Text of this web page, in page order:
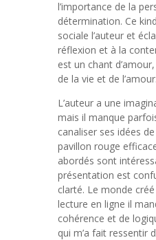
l’importance de la
détermination. Ce
sociale l’auteur et
réflexion et à la
est un chant
de la vie et de l’amour.
L’auteur a une
mais il manque
canaliser ses idées
pavillon rouge
abordés sont
présentation est
clarté. Le monde
lecture en ligne il
cohérence et de
qui m’a fait ressentir